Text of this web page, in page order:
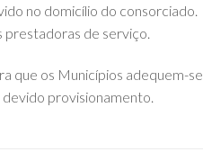
no domicílio do consorciado.
prestadoras de serviço.
que os Municípios adequem-se
provisionamento.